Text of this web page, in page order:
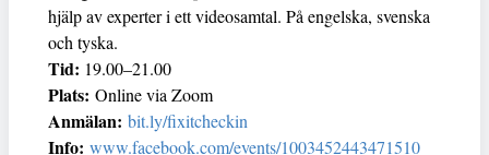
hjälp av experter i ett videosamtal. På engelska, svenska
och tyska.
Tid: 19.00–21.00
Plats: Online via Zoom
Anmälan: bit.ly/fixitcheckin
Info: www.facebook.com/events/1003452443471510